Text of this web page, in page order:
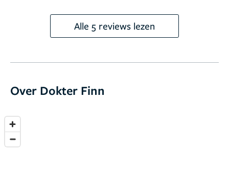
Alle 5 reviews lezen
Over Dokter Finn